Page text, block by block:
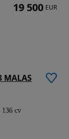
MALAS
136 cv
19 500 EUR